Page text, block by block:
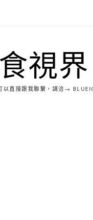
視界
以直接跟我聯繫，請洽→